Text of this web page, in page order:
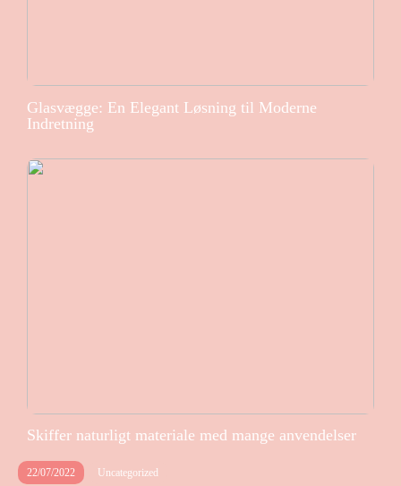
Glasvægge: En Elegant Løsning til Moderne
Indretning
Skiffer naturligt materiale med mange anvendelser
22/07/2022 Uncategorized